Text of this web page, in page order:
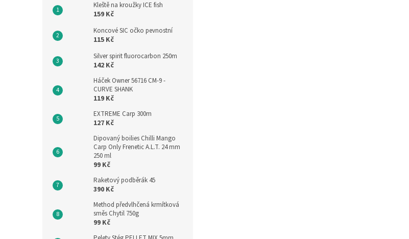
Kleště na kroužky ICE fish
159 Kč
Koncové SIC očko pevnostní
115 Kč
Silver spirit fluorocarbon 250m
142 Kč
Háček Owner 56716 CM-9 -
CURVE SHANK
119 Kč
EXTREME Carp 300m
127 Kč
Dipovaný boilies Chilli Mango
Carp Only Frenetic A.L.T. 24 mm
250 ml
99 Kč
Raketový podběrák 45
390 Kč
Method předvlhčená krmítková
směs Chytil 750g
99 Kč